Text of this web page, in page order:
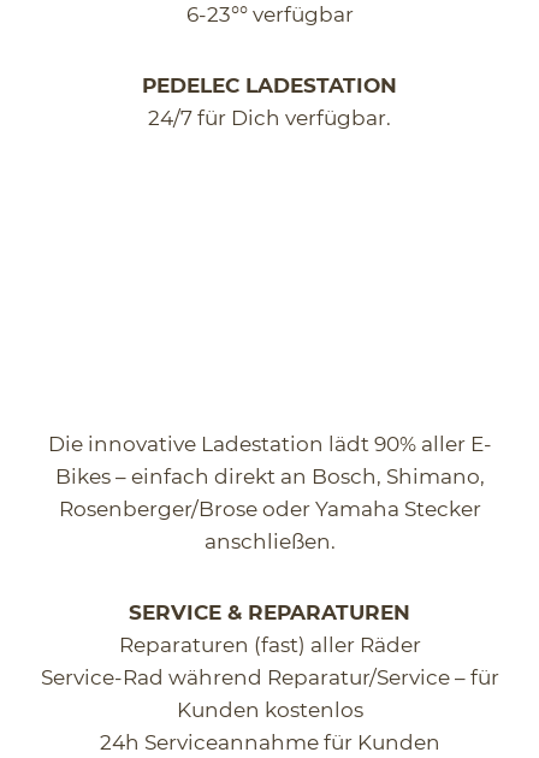
6-23°° verfügbar
PEDELEC LADESTATION
24/7 für Dich verfügbar.
Die innovative Ladestation lädt 90% aller E-
Bikes – einfach direkt an Bosch, Shimano,
Rosenberger/Brose oder Yamaha Stecker
anschließen.
SERVICE & REPARATUREN
Reparaturen (fast) aller Räder
Service-Rad während Reparatur/Service – für
Kunden kostenlos
24h Serviceannahme für Kunden